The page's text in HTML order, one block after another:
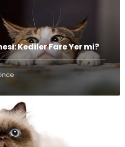
Kediler Fare Yer mi?